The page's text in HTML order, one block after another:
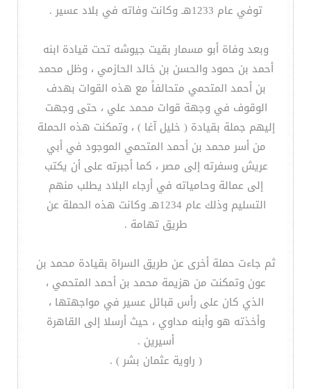
توفي عام 1233هـ وكانت وفاته في بلاد عسير .
وبعد وفاة أبو مسمار بقيت جيوشه تحت قيادة ابنه
أحمد بن حمود والحسن بن خالد الحازمي ، وظل محمد
بن أحمد المتحمي متحالفاً مع هذه القوات بهدف
الوقوف في وجهة قوات محمد علي ، حتى وجهت
إليهم جملة بقيادة ( خليل آغا ) ، وتمكنت هذه الحملة
من أسر محمد بن أحمد المتحمي الموجود في أبي
عريش وسفرته إلى مصر ، كما أجبرته على أن يكتب
إلى عمالة وحامياته في أرجاء البلاد يطلب منهم
التسليم وذلك عام 1234هـ وكانت هذه الحملة عن
طريق تهامة .
ثم جاءت حملة أخرى عن طريق السراة بقيادة محمد بن
عون وتمكنت من هزيمة محمد بن أحمد المتحمي ،
الذي كان على رأس قبائل عسير في مواجهتها ،
وأخذته هو وأبنه مداوي ، حيث أرسلا إلى القاهرة
أسيرين .
( راوية عثمان بشر ) .